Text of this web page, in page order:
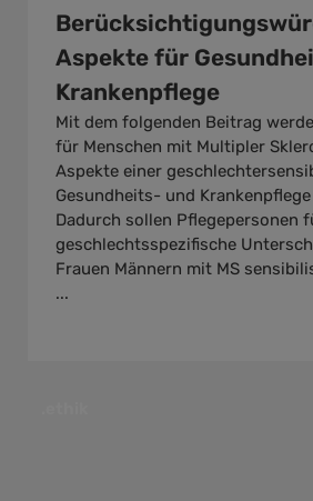
Aspekte für
Krankenpflege
Mit dem folgenden Beitrag
für Menschen mit Multipler
Aspekte einer
Gesundheits- und
Dadurch sollen Pflegepersonen
geschlechtsspezifische
Frauen Männern mit MS
...